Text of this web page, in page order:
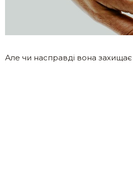
Але чи насправді вона захищає